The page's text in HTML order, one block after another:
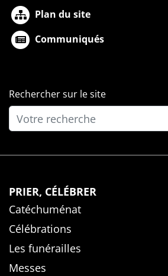
Plan du site
Communiqués
Rechercher sur le site
PRIER, CÉLÉBRER
Catéchuménat
Célébrations
Les funérailles
Messes